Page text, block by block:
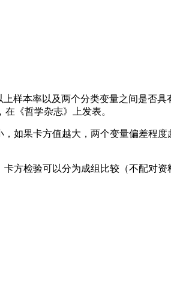
样本率以及两个分类变量之间是否
《哲学杂志》上发表。
如果卡方值越大，两个变量偏差程
方检验可以分为成组比较（不配对